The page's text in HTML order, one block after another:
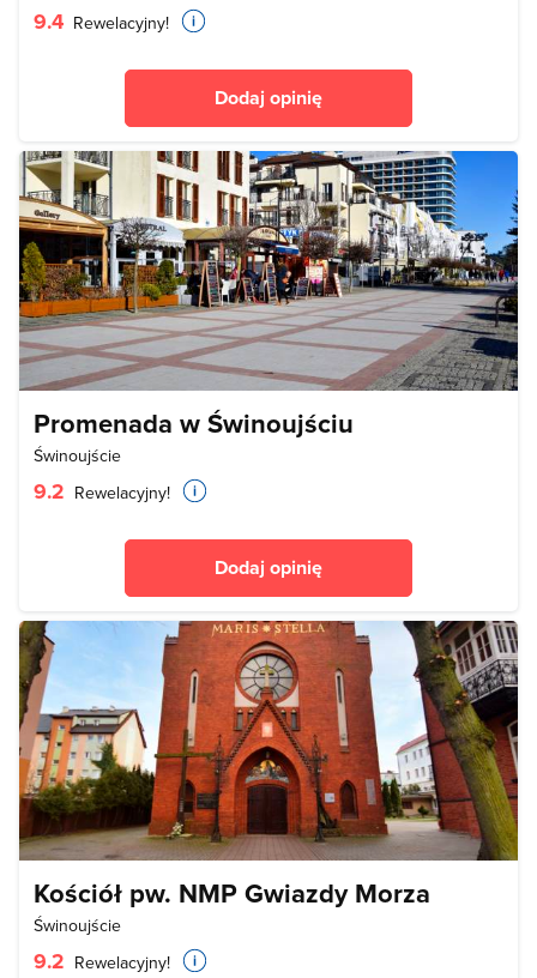
9.4 Rewelacyjny!
Dodaj opinię
Promenada w Świnoujściu
Świnoujście
9.2 Rewelacyjny!
Dodaj opinię
Kościół pw. NMP Gwiazdy Morza
Świnoujście
9.2 Rewelacyjny!